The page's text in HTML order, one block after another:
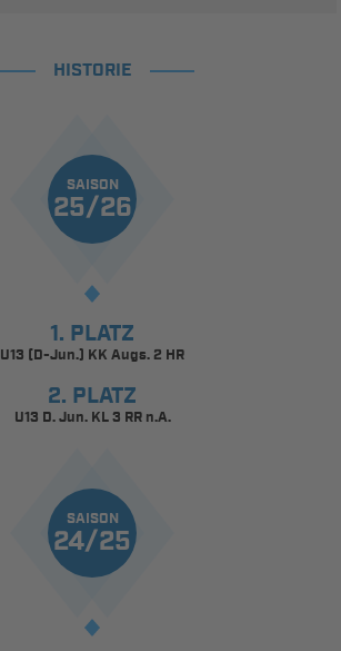
HISTORIE
SAISON
25/26
1. PLATZ
U13 (D-Jun.) KK Augs. 2 HR
2. PLATZ
U13 D. Jun. KL 3 RR n.A.
SAISON
24/25